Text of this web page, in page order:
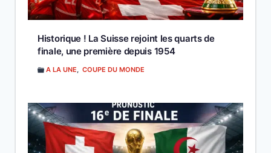
Historique ! La Suisse rejoint les quarts de
finale, une première depuis 1954
A LA UNE, COUPE DU MONDE